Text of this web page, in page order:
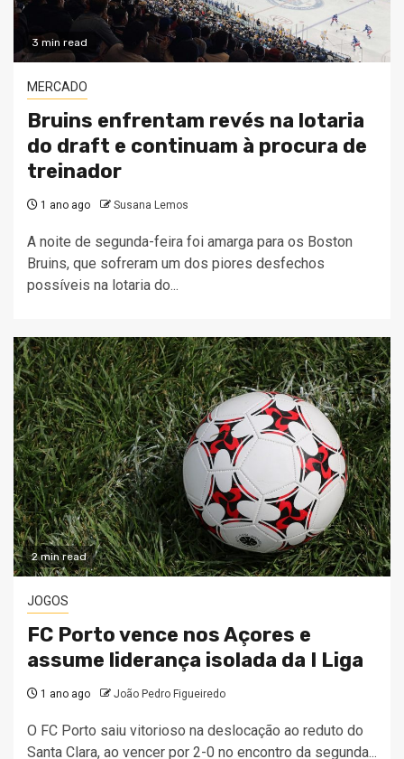
3 min read
MERCADO
Bruins enfrentam revés na lotaria
do draft e continuam à procura de
treinador
1 ano ago Susana Lemos
A noite de segunda-feira foi amarga para os Boston
Bruins, que sofreram um dos piores desfechos
possíveis na lotaria do...
2 min read
JOGOS
FC Porto vence nos Açores e
assume liderança isolada da I Liga
1 ano ago João Pedro Figueiredo
O FC Porto saiu vitorioso na deslocação ao reduto do
Santa Clara, ao vencer por 2-0 no encontro da segunda...